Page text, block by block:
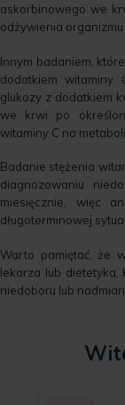
askorbinowego we
odżywienia
Innym badaniem,
dodatkiem witaminy
glukozy z dodatkiem
we krwi po
witaminy C na
Badanie stężenia
diagnozowaniu
miesięcznie, więc
długoterminowej
Warto pamiętać, że
lekarza lub
niedoboru lub